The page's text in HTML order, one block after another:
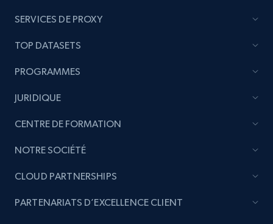
SERVICES DE PROXY
TOP DATASETS
PROGRAMMES
JURIDIQUE
CENTRE DE FORMATION
NOTRE SOCIÉTÉ
CLOUD PARTNERSHIPS
PARTENARIATS D’EXCELLENCE CLIENT